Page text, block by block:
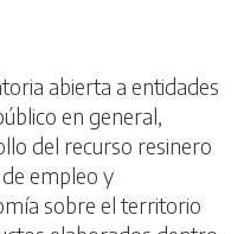
abierta a entidades
en general,
del recurso resinero
empleo y
sobre el territorio